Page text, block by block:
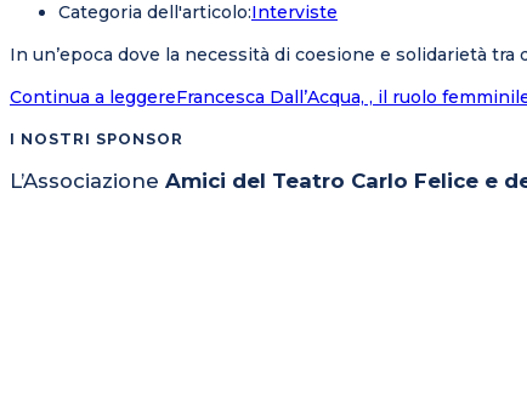
Categoria dell'articolo:Interviste
In un’epoca dove la necessità di coesione e solidarietà
Continua a leggereFrancesca Dall’Acqua, , il ruolo
I NOSTRI SPONSOR
L’Associazione Amici del Teatro Carlo Felice e